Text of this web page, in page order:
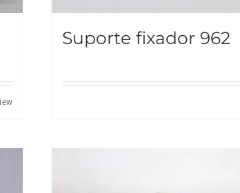
Suporte fixador 962